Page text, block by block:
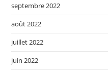
septembre 2022
août 2022
juillet 2022
juin 2022